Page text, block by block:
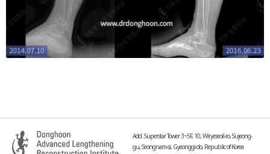
Add. Superstar Tower 3~5F, 10, Wiryeseoil-ro, Sujeong-
gu, Seongnam-si, Gyeonggi-do, Republic of Korea